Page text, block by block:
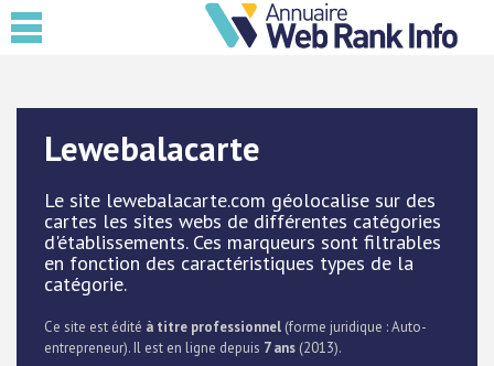
Lewebalacarte
Le site lewebalacarte.com géolocalise sur des
cartes les sites webs de différentes catégories
d'établissements. Ces marqueurs sont filtrables
en fonction des caractéristiques types de la
catégorie.
Ce site est édité à titre professionnel (forme juridique : Auto-
entrepreneur). Il est en ligne depuis 7 ans (2013).